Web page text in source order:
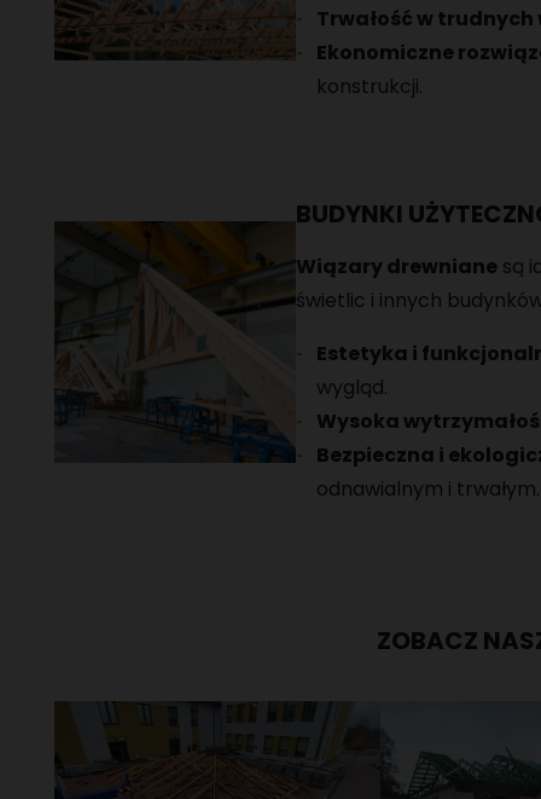
Trwałość w
Ekonomiczne
konstrukcji.
BUDYNKI
Wiązary drewniane są
świetlic i innych
Estetyka i
wygląd.
Wysoka
Bezpieczna i
odnawialnym i trwałym.
ZOBACZ